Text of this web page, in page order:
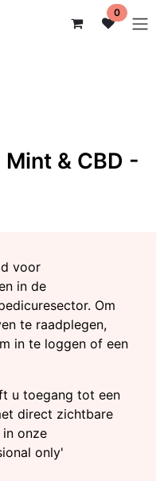
0
& CBD -
voor
in de
Om
te raadplegen,
in te loggen of een
u toegang tot een
direct zichtbare
onze
only'